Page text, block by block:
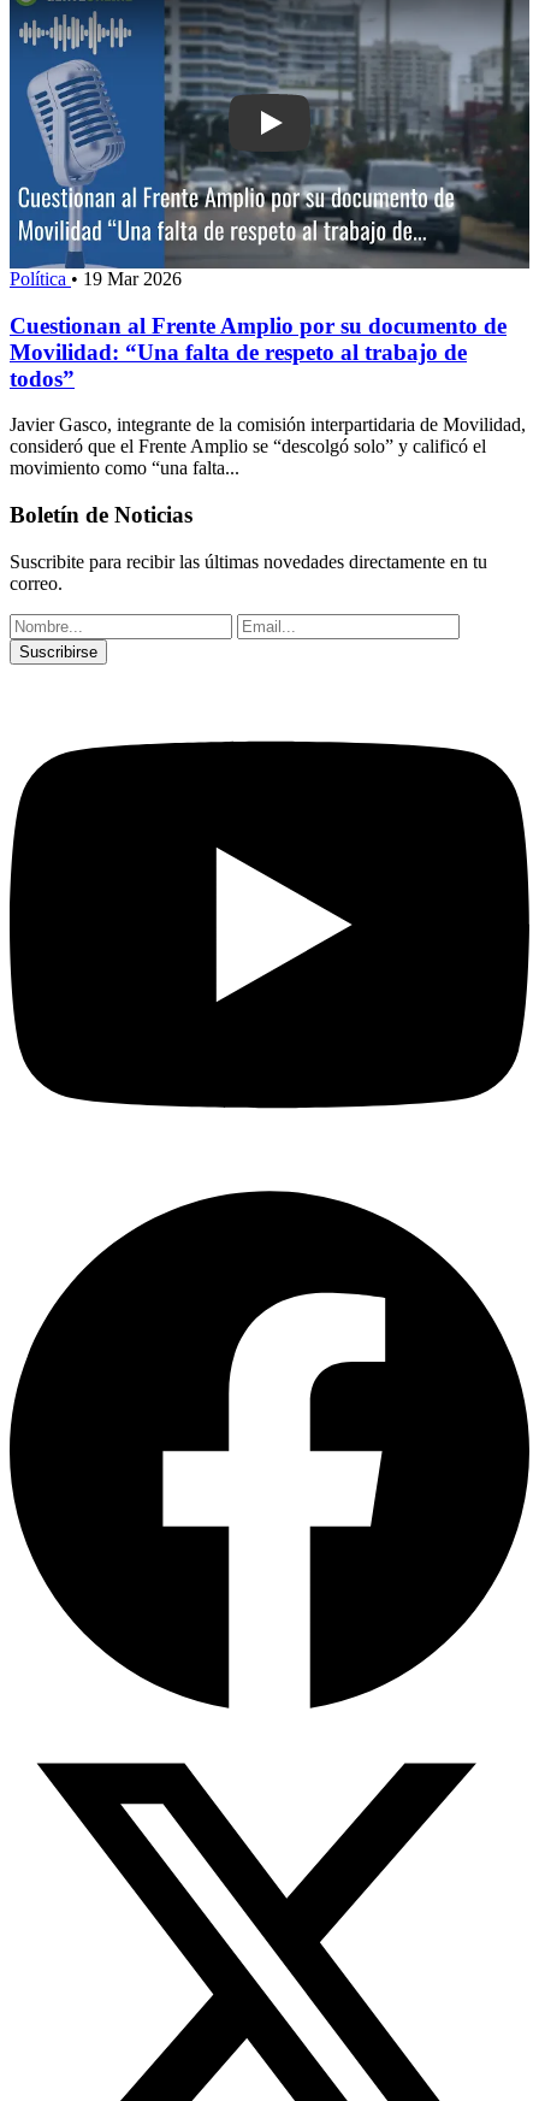
Play: Cuestionan al Frente Amplio
Política • 19 Mar 2026
Cuestionan al Frente Amplio por su documento de
Movilidad: “Una falta de respeto al trabajo de
todos”
Javier Gasco, integrante de la comisión interpartidaria de Movilidad,
consideró que el Frente Amplio se “descolgó solo” y calificó el
movimiento como “una falta...
Boletín de Noticias
Suscribite para recibir las últimas novedades directamente en tu
correo.
Suscribirse